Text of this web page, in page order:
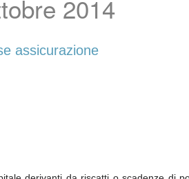
2014
assicurazione